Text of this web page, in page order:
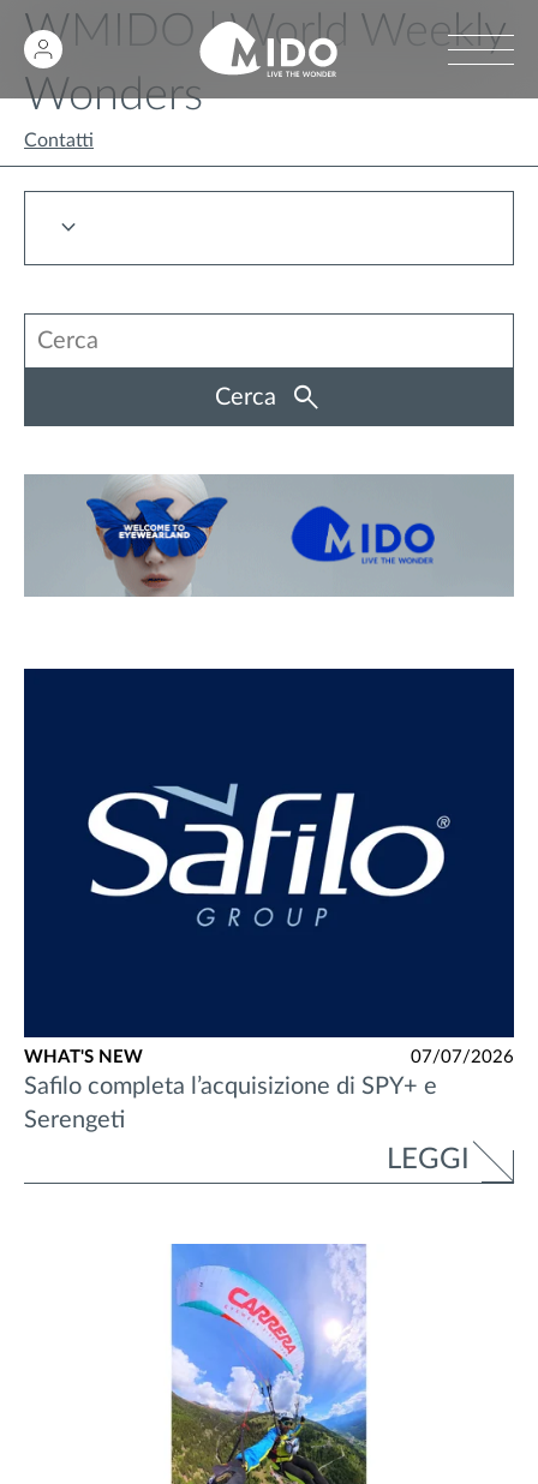
WMIDO | World Weekly
Wonders
Contatti
Cerca
WHAT'S NEW 07/07/2026
Safilo completa l’acquisizione di SPY+ e
Serengeti
LEGGI